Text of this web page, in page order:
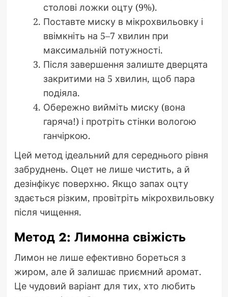
столові ложки оцту (9%).
Поставте миску в мікрохвильовку і
ввімкніть на 5–7 хвилин при
максимальній потужності.
Після завершення залиште дверцята
закритими на 5 хвилин, щоб пара
подіяла.
Обережно вийміть миску (вона
гаряча!) і протріть стінки вологою
ганчіркою.
Цей метод ідеальний для середнього рівня
забруднень. Оцет не лише чистить, а й
дезінфікує поверхню. Якщо запах оцту
здається різким, провітріть мікрохвильовку
після чищення.
Метод 2: Лимонна свіжість
Лимон не лише ефективно бореться з
жиром, але й залишає приємний аромат.
Це чудовий варіант для тих, хто любить